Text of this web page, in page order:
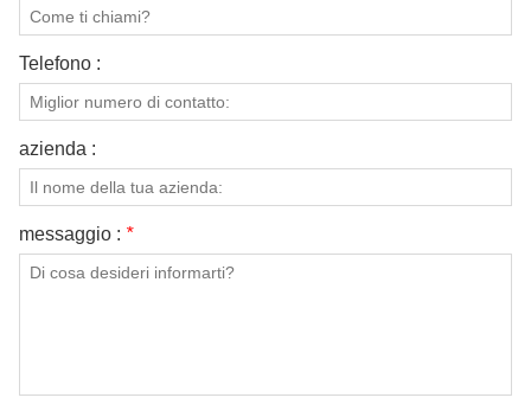
VIDEO
Telefono :
azienda :
messaggio : *